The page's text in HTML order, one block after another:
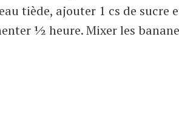
tiède, ajouter 1 cs de sucre
½ heure. Mixer les